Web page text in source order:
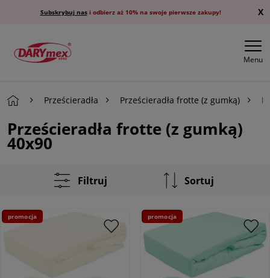
Subskrybuj nasi odbierz aż 10% na swoje pierwsze zakupy! X
Menu
Prześcieradła Prześcieradła frotte (z gumką)
Prześcieradła frotte (z gumką)
40x90
Filtruj Sortuj
promocja promocja